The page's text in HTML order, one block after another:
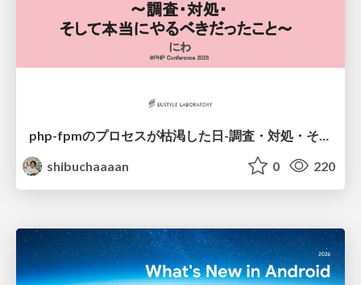
shibuchaaaan
0 220